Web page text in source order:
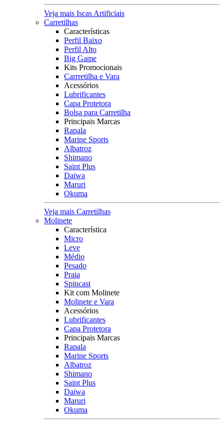
Veja mais Iscas Artificiais
Carretilhas
Características
Perfil Baixo
Perfil Alto
Big Game
Kits Promocionais
Carrretilha e Vara
Acessórios
Lubrificantes
Capa Protetora
Bolsa para Carretilha
Principais Marcas
Rapala
Marine Sports
Albatroz
Shimano
Saint Plus
Daiwa
Maruri
Okuma
Veja mais Carretilhas
Molinete
Característica
Micro
Leve
Médio
Pesado
Praia
Spincast
Kit com Molinete
Molinete e Vara
Acessórios
Lubrificantes
Capa Protetora
Principais Marcas
Rapala
Marine Sports
Albatroz
Shimano
Saint Plus
Daiwa
Maruri
Okuma